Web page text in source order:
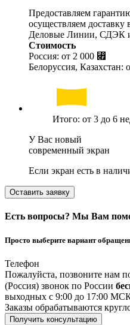
Предоставляем
осуществляем
Деловые Линии, СДЭК
Стоимость
Россия: от 2 000 ⃏
Белоруссия, Казахстан:
Итого: от 3 до 6
У Вас новый
современный экран
Если экран есть в
Оставить заявку
Есть вопросы? Мы Вам
Просто выберите вариант
Телефон
Пожалуйста, позвоните нам
(Россия) звонок по России
выходных с 9:00 до 17:00
Заказы обрабатываются
Получить консультацию